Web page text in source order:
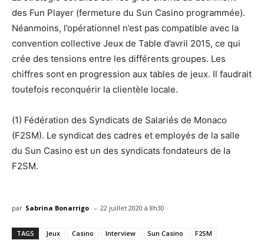
des Fun Player (fermeture du Sun Casino programmée).
Néanmoins, l’opérationnel n’est pas compatible avec la
convention collective Jeux de Table d’avril 2015, ce qui
crée des tensions entre les différents groupes. Les
chiffres sont en progression aux tables de jeux. Il faudrait
toutefois reconquérir la clientèle locale.
(1) Fédération des Syndicats de Salariés de Monaco
(F2SM). Le syndicat des cadres et employés de la salle
du Sun Casino est un des syndicats fondateurs de la
F2SM.
par Sabrina Bonarrigo - 22 juillet 2020 à 8h30
TAGS Jeux Casino Interview Sun Casino F2SM